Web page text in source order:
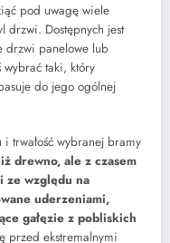
pod uwagę wiele
drzwi. Dostępnych jest
drzwi panelowe lub
wybrać taki, który
do jego ogólnej
trwałość wybranej bramy
drewno, ale z czasem
ze względu na
uderzeniami,
gałęzie z pobliskich
przed ekstremalnymi